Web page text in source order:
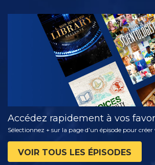
REGARDER
Accédez rapidement à vos
Sélectionnez + sur la page d’un épisode pour
VOIR TOUS LES ÉPISODES